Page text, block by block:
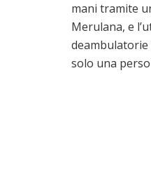
mani tramite
Merulana, e
deambulatorie
solo una